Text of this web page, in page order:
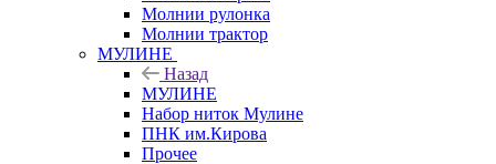
Молнии рулонка
Молнии трактор
МУЛИНЕ
Назад
МУЛИНЕ
Набор ниток Мулине
ПНК им.Кирова
Прочее